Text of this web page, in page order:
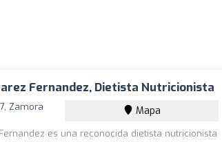
Fernandez, Dietista Nutricionista
Zamora Mapa
es una reconocida dietista nutricionista